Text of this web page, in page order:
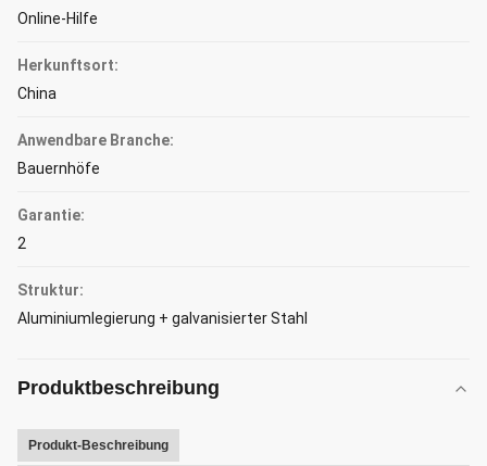
Online-Hilfe
Herkunftsort:
China
Anwendbare Branche:
Bauernhöfe
Garantie:
2
Struktur:
Aluminiumlegierung + galvanisierter Stahl
Produktbeschreibung
Produkt-Beschreibung